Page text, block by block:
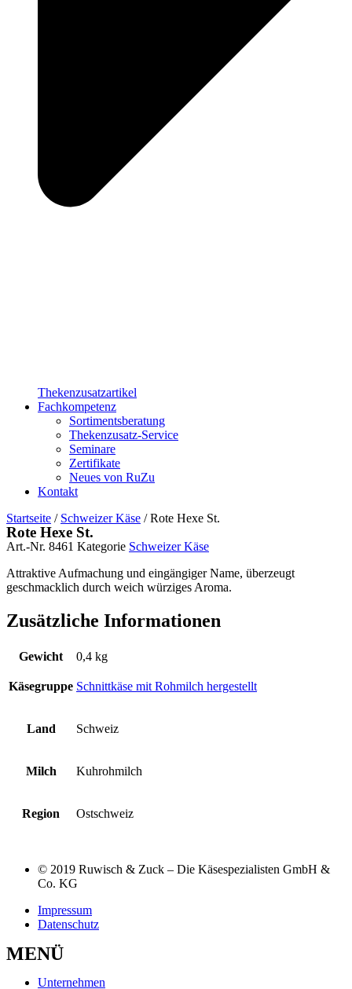
Thekenzusatzartikel
Fachkompetenz
Sortimentsberatung
Thekenzusatz-Service
Seminare
Zertifikate
Neues von RuZu
Kontakt
Startseite / Schweizer Käse / Rote Hexe St.
Rote Hexe St.
Art.-Nr. 8461 Kategorie Schweizer Käse
Attraktive Aufmachung und eingängiger Name, überzeugt
geschmacklich durch weich würziges Aroma.
Zusätzliche Informationen
Gewicht 0,4 kg
Käsegruppe Schnittkäse mit Rohmilch hergestellt
Land Schweiz
Milch Kuhrohmilch
Region Ostschweiz
© 2019 Ruwisch & Zuck – Die Käsespezialisten GmbH &
Co. KG
Impressum
Datenschutz
MENÜ
Unternehmen